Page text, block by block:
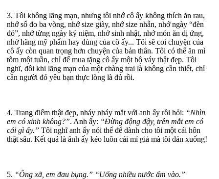
3. Tôi không lãng mạn, nhưng tôi nhớ cô ấy không thích ăn rau,
nhớ số đo ba vòng, nhớ size giày, nhớ size nhẫn, nhớ ngày “đèn
đỏ”, nhớ từng ngày kỷ niệm, nhớ sinh nhật, nhớ món ăn dị ứng,
nhớ hãng mỹ phẩm hay dùng của cô ấy... Tôi sẽ coi chuyện của
cô ấy còn quan trọng hơn chuyện của bản thân. Tôi có thể ăn mì
tôm một tuần, chỉ để mua tặng cô ấy một bộ váy thật đẹp. Tôi
nghĩ, đôi khi lãng mạn của một chàng trai là không cần thiết, chỉ
cần người đó yêu bạn thực lòng là đủ rồi.
4. Trang điểm thật đẹp, nháy nháy mắt với anh ấy rồi hỏi: “Nhìn
em có xinh không?”. Anh ấy: “Đừng động đậy, trên mắt em có
cái gì ấy.” Tôi nghĩ anh ấy nói thế để dành cho tôi một cái hôn
thật sâu. Kết quả là ânh ấy kéo luôn cái mí giả mà tôi dán xuống!
5. “Ông xã, em đau bụng.” “Uống nhiều nước ấm vào.”